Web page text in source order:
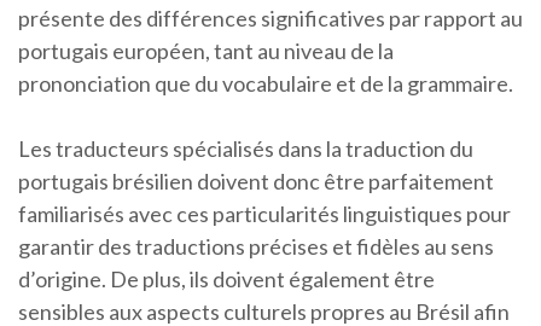
présente des différences significatives par rapport au
portugais européen, tant au niveau de la
prononciation que du vocabulaire et de la grammaire.
Les traducteurs spécialisés dans la traduction du
portugais brésilien doivent donc être parfaitement
familiarisés avec ces particularités linguistiques pour
garantir des traductions précises et fidèles au sens
d’origine. De plus, ils doivent également être
sensibles aux aspects culturels propres au Brésil afin